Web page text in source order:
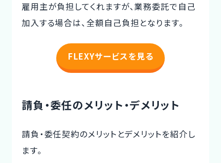
雇用主が負担してくれますが、業務委託で自己
加入する場合は、全額自己負担となります。
FLEXYサービスを見る
請負・委任のメリット・デメリット
請負・委任契約のメリットとデメリットを紹介し
ます。